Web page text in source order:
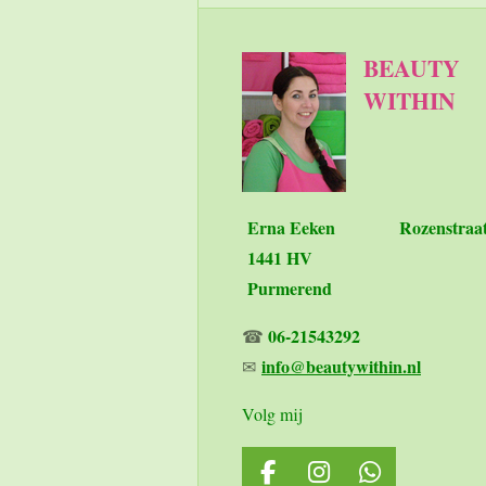
e
e
n
e
l
h
BEAUTY
WITHIN
Erna Eeken
1441 HV
Purmerend
☎ 06-21543292
✉ info@beautywithin.nl
Volg mij